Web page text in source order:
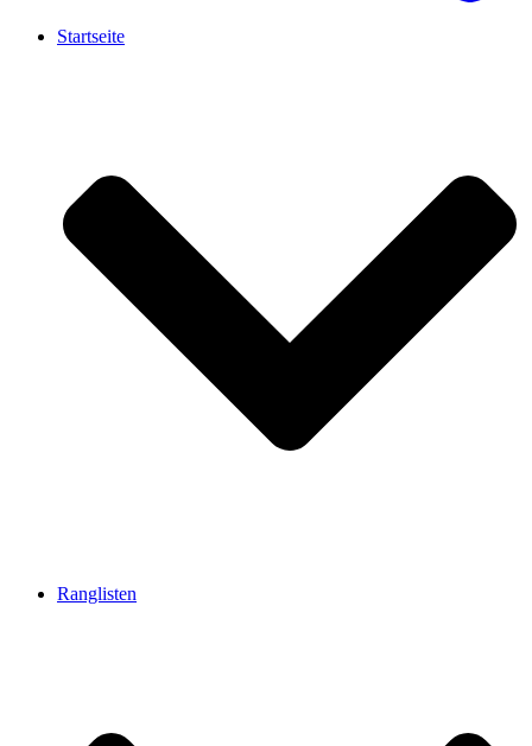
Startseite
Ranglisten